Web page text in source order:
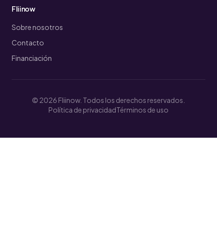
Fliinow
Sobre nosotros
Contacto
Financiación
© 2026 Fliinow. Todos los derechos reservados.
Política de privacidadTérminos de uso